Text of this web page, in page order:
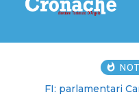
FI: parlamentari